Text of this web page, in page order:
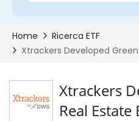
Xtrackers
Real Estate